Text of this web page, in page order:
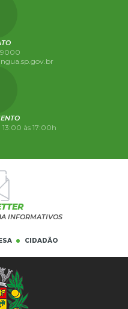
9000
às 17:00h
INFORMATIVOS
CIDADÃO